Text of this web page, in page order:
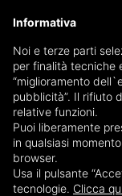
Il ritorno dei
anche dalle
istituzioni un
Investimenti in
alla crescita
rivitalizzazione
Informativa
Noi e terze parti
per finalità tecniche
“miglioramento
pubblicità”. Il rifiuto
relative funzioni.
Puoi liberamente
in qualsiasi
browser.
Usa il pulsante
tecnologie. Clicca